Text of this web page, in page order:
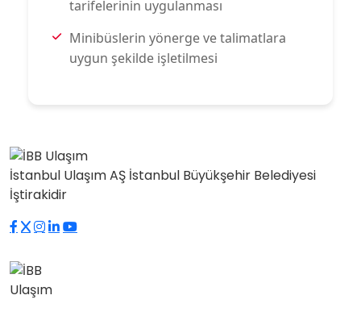
tarifelerinin uygulanması
Minibüslerin yönerge ve talimatlara
uygun şekilde işletilmesi
İstanbul Ulaşım AŞ İstanbul Büyükşehir Belediyesi
İştirakidir